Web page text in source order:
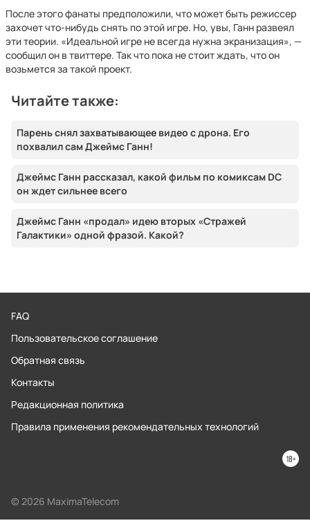
После этого фанаты предположили, что может быть режиссер
захочет что-нибудь снять по этой игре. Но, увы, Ганн развеял
эти теории. «Идеальной игре не всегда нужна экранизация», —
сообщил он в твиттере. Так что пока не стоит ждать, что он
возьмется за такой проект.
Читайте также:
Парень снял захватывающее видео с дрона. Его
похвалил сам Джеймс Ганн!
Джеймс Ганн рассказал, какой фильм по комиксам DC
он ждет сильнее всего
Джеймс Ганн «продал» идею вторых «Стражей
Галактики» одной фразой. Какой?
FAQ
Пользовательское соглашение
Обратная связь
Контакты
Редакционная политика
Правила применения рекомендательных технологий
© 2026 MaximaTelecom